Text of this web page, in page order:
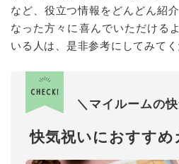
など、役立つ情報をどんどん紹
なった方々に喜んでいただける
いる人は、是非参考にしてみてく
＼マイルームの
快気祝いにおすすめ